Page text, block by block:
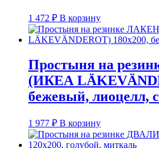
1 472 ₽ В корзину
Простыня на
(ИКЕА
бежевый, лиоцелл,
1 977 ₽ В корзину